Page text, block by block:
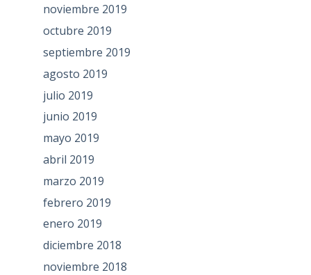
noviembre 2019
octubre 2019
septiembre 2019
agosto 2019
julio 2019
junio 2019
mayo 2019
abril 2019
marzo 2019
febrero 2019
enero 2019
diciembre 2018
noviembre 2018